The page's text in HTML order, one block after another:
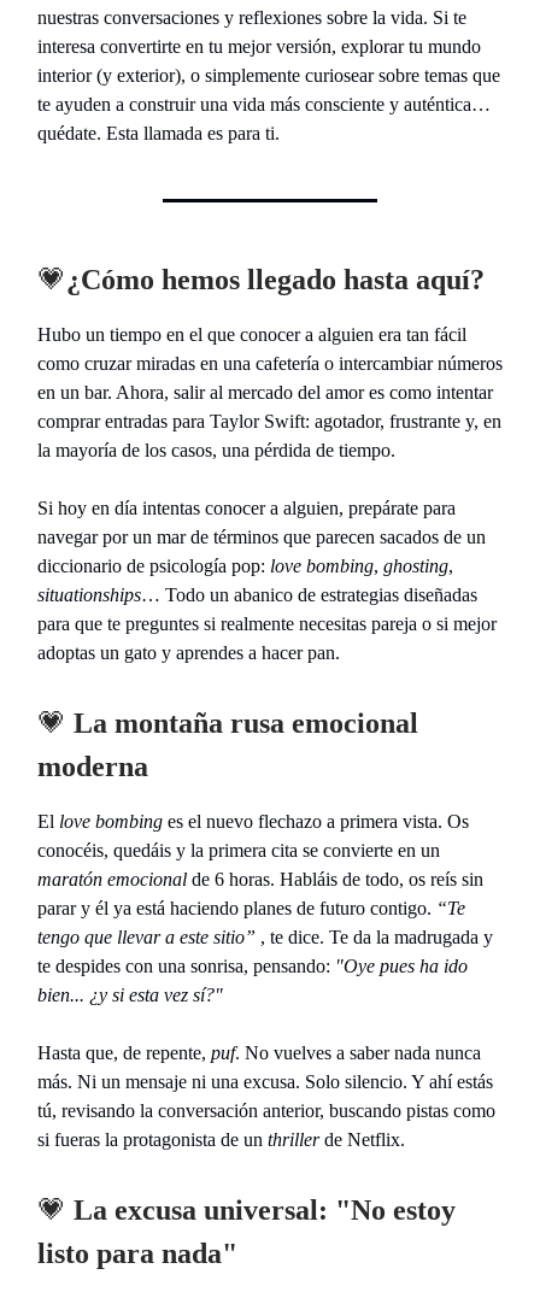
nuestras conversaciones y reflexiones sobre la vida. Si te
interesa convertirte en tu mejor versión, explorar tu mundo
interior (y exterior), o simplemente curiosear sobre temas que
te ayuden a construir una vida más consciente y auténtica…
quédate. Esta llamada es para ti.
💗¿Cómo hemos llegado hasta aquí?
Hubo un tiempo en el que conocer a alguien era tan fácil
como cruzar miradas en una cafetería o intercambiar números
en un bar. Ahora, salir al mercado del amor es como intentar
comprar entradas para Taylor Swift: agotador, frustrante y, en
la mayoría de los casos, una pérdida de tiempo.
Si hoy en día intentas conocer a alguien, prepárate para
navegar por un mar de términos que parecen sacados de un
diccionario de psicología pop: love bombing, ghosting,
situationships… Todo un abanico de estrategias diseñadas
para que te preguntes si realmente necesitas pareja o si mejor
adoptas un gato y aprendes a hacer pan.
💗 La montaña rusa emocional
moderna
El love bombing es el nuevo flechazo a primera vista. Os
conocéis, quedáis y la primera cita se convierte en un
maratón emocional de 6 horas. Habláis de todo, os reís sin
parar y él ya está haciendo planes de futuro contigo. “Te
tengo que llevar a este sitio” , te dice. Te da la madrugada y
te despides con una sonrisa, pensando: "Oye pues ha ido
bien... ¿y si esta vez sí?"
Hasta que, de repente, puf. No vuelves a saber nada nunca
más. Ni un mensaje ni una excusa. Solo silencio. Y ahí estás
tú, revisando la conversación anterior, buscando pistas como
si fueras la protagonista de un thrillerde Netflix.
💗 La excusa universal: "No estoy
listo para nada"